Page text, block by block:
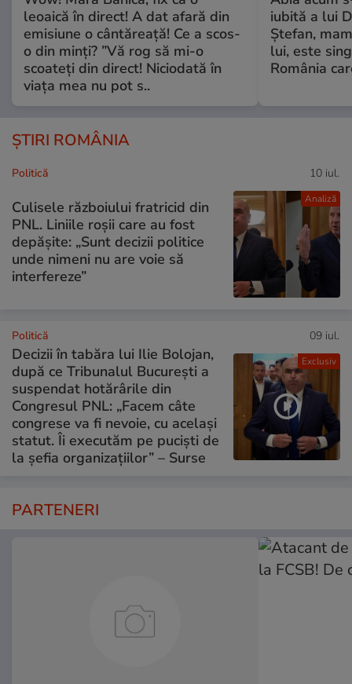
leoaică în direct! A dat afară din
emisiune o cântăreață! Ce a scos-
o din minți? ”Vă rog să mi-o
scoateți din direct! Niciodată în
viața mea nu pot s..
iubită a lui
Ștefan,
lui, este
România
ȘTIRI ROMÂNIA
Analiză
Politică 10 iul.
Culisele războiului fratricid din
PNL. Liniile roșii care au fost
depășite: „Sunt decizii politice
unde nimeni nu are voie să
interfereze”
Exclusiv
Politică 09 iul.
Decizii în tabăra lui Ilie Bolojan,
după ce Tribunalul București a
suspendat hotărârile din
Congresul PNL: „Facem câte
congrese va fi nevoie, cu același
statut. Îi executăm pe puciști de
la șefia organizațiilor” – Surse
PARTENERI